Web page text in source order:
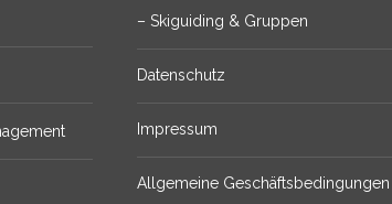
– Skiguiding & Gruppen
Datenschutz
Impressum
Allgemeine Geschäftsbedingungen